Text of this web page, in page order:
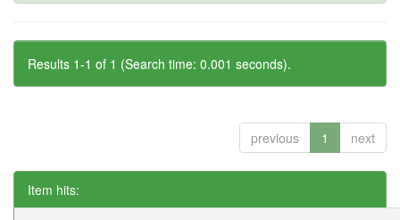
Results 1-1 of 1 (Search time: 0.001 seconds).
previous 1 next
Item hits: